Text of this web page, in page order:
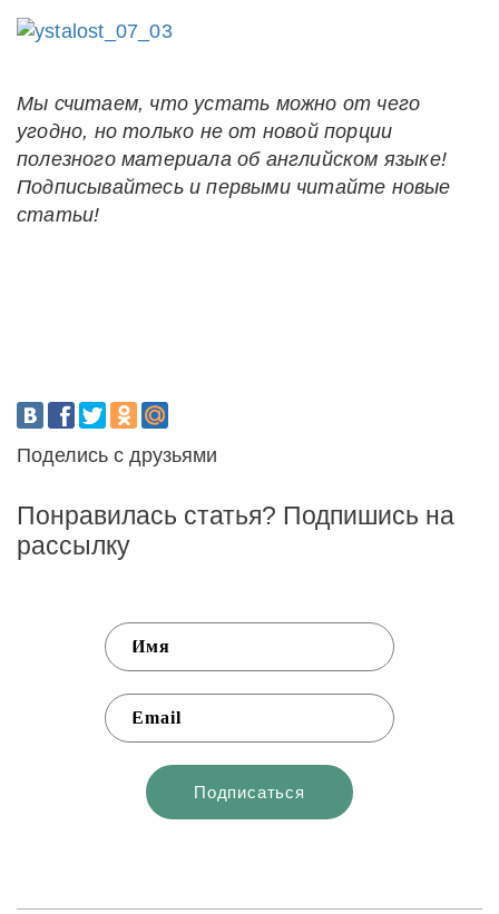
Мы считаем, что устать можно от чего
угодно, но только не от новой порции
полезного материала об английском языке!
Подписывайтесь и первыми читайте новые
статьи!
Поделись с друзьями
Понравилась статья? Подпишись на
рассылку